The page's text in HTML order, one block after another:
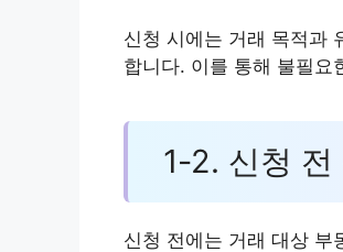
신청 시에는 거래 목적과
합니다. 이를 통해 불필요
1-2. 신청
신청 전에는 거래 대상 부